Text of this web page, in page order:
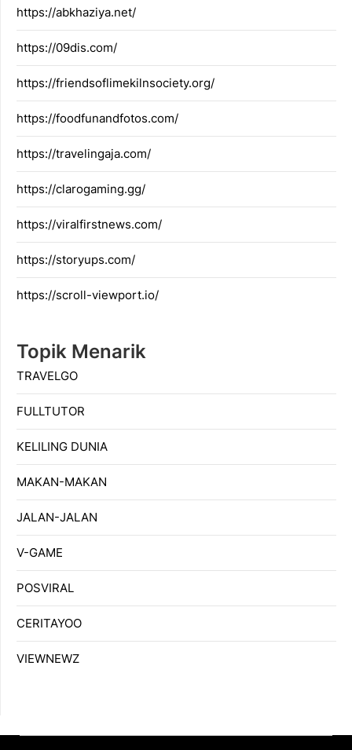
https://abkhaziya.net/
https://09dis.com/
https://friendsoflimekilnsociety.org/
https://foodfunandfotos.com/
https://travelingaja.com/
https://clarogaming.gg/
https://viralfirstnews.com/
https://storyups.com/
https://scroll-viewport.io/
Topik Menarik
TRAVELGO
FULLTUTOR
KELILING DUNIA
MAKAN-MAKAN
JALAN-JALAN
V-GAME
POSVIRAL
CERITAYOO
VIEWNEWZ